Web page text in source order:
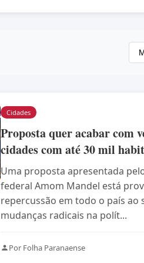
Cidades
Proposta quer acabar com
cidades com até 30 mil
Uma proposta apresentada
federal Amom Mandel está
repercussão em todo o país ao
mudanças radicais na polít...
Por Folha Paranaense